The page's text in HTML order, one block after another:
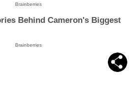
Brainberries
Behind Cameron's Biggest
Brainberries